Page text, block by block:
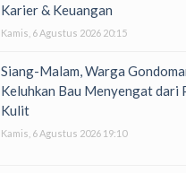
Karier & Keuangan
Kamis, 6 Agustus 2026 20:15
Siang-Malam, Warga
Keluhkan Bau Menyengat dari
Kulit
Kamis, 6 Agustus 2026 19:10